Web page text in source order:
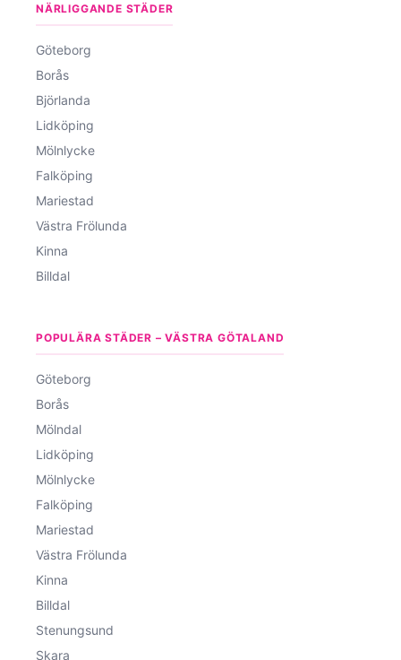
NÄRLIGGANDE STÄDER
Göteborg
Borås
Björlanda
Lidköping
Mölnlycke
Falköping
Mariestad
Västra Frölunda
Kinna
Billdal
POPULÄRA STÄDER – VÄSTRA GÖTALAND
Göteborg
Borås
Mölndal
Lidköping
Mölnlycke
Falköping
Mariestad
Västra Frölunda
Kinna
Billdal
Stenungsund
Skara